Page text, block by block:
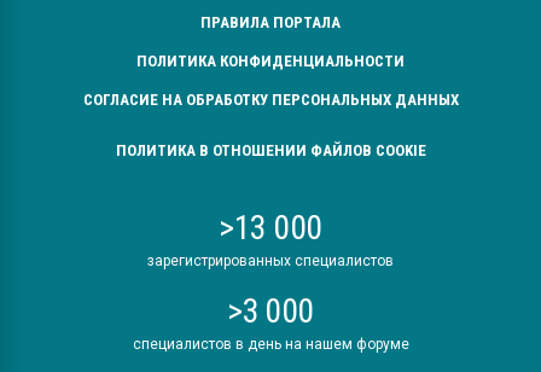
ПРАВИЛА ПОРТАЛА
ПОЛИТИКА КОНФИДЕНЦИАЛЬНОСТИ
СОГЛАСИЕ НА ОБРАБОТКУ ПЕРСОНАЛЬНЫХ ДАННЫХ
ПОЛИТИКА В ОТНОШЕНИИ ФАЙЛОВ COOKIE
>13 000
зарегистрированных специалистов
>3 000
специалистов в день на нашем форуме